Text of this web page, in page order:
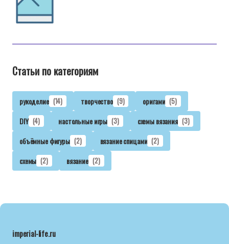
Статьи по категориям
рукоделие (14) творчество (9) оригами (5)
DIY (4) настольные игры (3) схемы вязания (3)
объёмные фигуры (2) вязание спицами (2)
схемы (2) вязание (2)
imperial-life.ru